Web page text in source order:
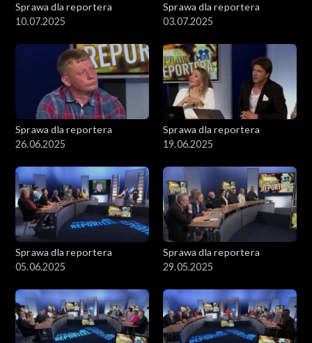
Sprawa dla reportera
10.07.2025
Sprawa dla reportera
03.07.2025
Sprawa dla reportera
26.06.2025
Sprawa dla reportera
19.06.2025
Sprawa dla reportera
05.06.2025
Sprawa dla reportera
29.05.2025